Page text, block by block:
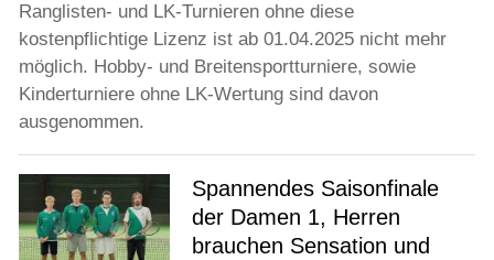
Ranglisten- und LK-Turnieren ohne diese
kostenpflichtige Lizenz ist ab 01.04.2025 nicht mehr
möglich. Hobby- und Breitensportturniere, sowie
Kinderturniere ohne LK-Wertung sind davon
ausgenommen.
Spannendes Saisonfinale
der Damen 1, Herren
brauchen Sensation und